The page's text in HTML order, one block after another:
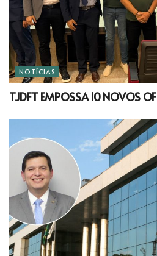
NOTÍCIAS
TJDFT EMPOSSA 10 NOVOS